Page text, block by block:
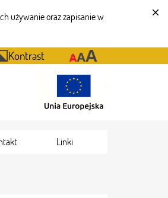
używanie oraz zapisanie w
Kontrast
Linki